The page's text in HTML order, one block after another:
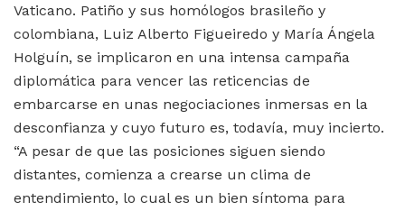
Vaticano. Patiño y sus homólogos brasileño y
colombiana, Luiz Alberto Figueiredo y María Ángela
Holguín, se implicaron en una intensa campaña
diplomática para vencer las reticencias de
embarcarse en unas negociaciones inmersas en la
desconfianza y cuyo futuro es, todavía, muy incierto.
“A pesar de que las posiciones siguen siendo
distantes, comienza a crearse un clima de
entendimiento, lo cual es un bien síntoma para